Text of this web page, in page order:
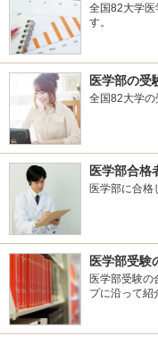
全国82大学医
す。
医学部の受
全国82大学の
医学部合格
医学部に合格
医学部受験
医学部受験の
プに沿って紹